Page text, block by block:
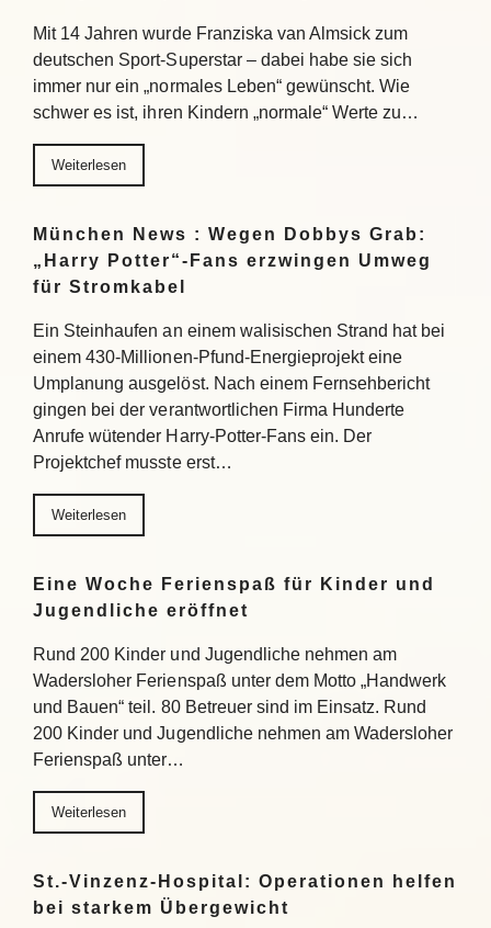
Mit 14 Jahren wurde Franziska van Almsick zum
deutschen Sport-Superstar – dabei habe sie sich
immer nur ein „normales Leben“ gewünscht. Wie
schwer es ist, ihren Kindern „normale“ Werte zu…
Weiterlesen
München News : Wegen Dobbys Grab:
„Harry Potter“-Fans erzwingen Umweg
für Stromkabel
Ein Steinhaufen an einem walisischen Strand hat bei
einem 430-Millionen-Pfund-Energieprojekt eine
Umplanung ausgelöst. Nach einem Fernsehbericht
gingen bei der verantwortlichen Firma Hunderte
Anrufe wütender Harry-Potter-Fans ein. Der
Projektchef musste erst…
Weiterlesen
Eine Woche Ferienspaß für Kinder und
Jugendliche eröffnet
Rund 200 Kinder und Jugendliche nehmen am
Wadersloher Ferienspaß unter dem Motto „Handwerk
und Bauen“ teil. 80 Betreuer sind im Einsatz. Rund
200 Kinder und Jugendliche nehmen am Wadersloher
Ferienspaß unter…
Weiterlesen
St.-Vinzenz-Hospital: Operationen helfen
bei starkem Übergewicht